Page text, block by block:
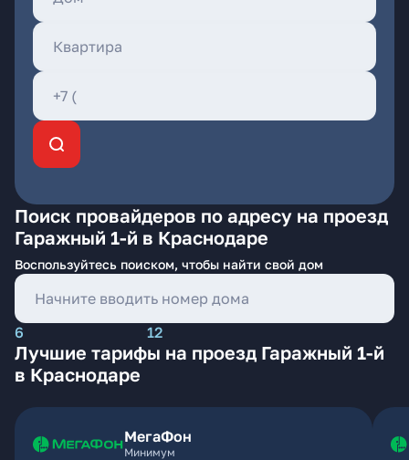
Поиск провайдеров по адресу на проезд
Гаражный 1-й в Краснодаре
Воспользуйтесь поиском, чтобы найти свой дом
6 12
Лучшие тарифы на проезд Гаражный 1-й
в Краснодаре
МегаФон
Минимум